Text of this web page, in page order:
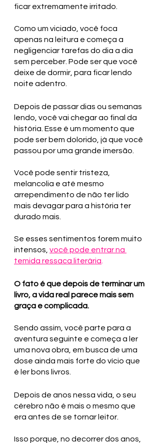
ficar extremamente irritado.
Como um viciado, você foca
apenas na leitura e começa a
negligenciar tarefas do dia a dia
sem perceber. Pode ser que você
deixe de dormir, para ficar lendo
noite adentro.
Depois de passar dias ou semanas
lendo, você vai chegar ao final da
história. Esse é um momento que
pode ser bem dolorido, já que você
passou por uma grande imersão.
Você pode sentir tristeza,
melancolia e até mesmo
arrependimento de não ter lido
mais devagar para a história ter
durado mais.
Se esses sentimentos forem muito
intensos, você pode entrar na
temida ressaca literária
O fato é que depois de terminar um
livro, a vida real parece mais sem
graça e complicada.
Sendo assim, você parte para a
aventura seguinte e começa a ler
uma nova obra, em busca de uma
dose ainda mais forte do vício que
é ler bons livros.
Depois de anos nessa vida, o seu
cérebro não é mais o mesmo que
era antes de se tornar leitor.
Isso porque, no decorrer dos anos,